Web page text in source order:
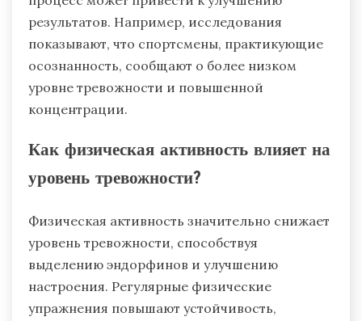
результатов. Например, исследования
показывают, что спортсмены, практикующие
осознанность, сообщают о более низком
уровне тревожности и повышенной
концентрации.
Как физическая активность влияет на
уровень тревожности?
Физическая активность значительно снижает
уровень тревожности, способствуя
выделению эндорфинов и улучшению
настроения. Регулярные физические
упражнения повышают устойчивость,